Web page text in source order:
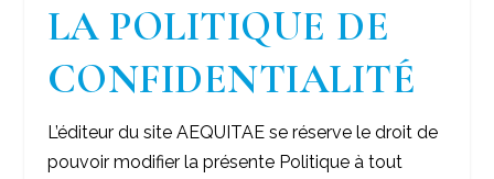
LA POLITIQUE DE
CONFIDENTIALITÉ
L’éditeur du site AEQUITAE se réserve le droit de
pouvoir modifier la présente Politique à tout